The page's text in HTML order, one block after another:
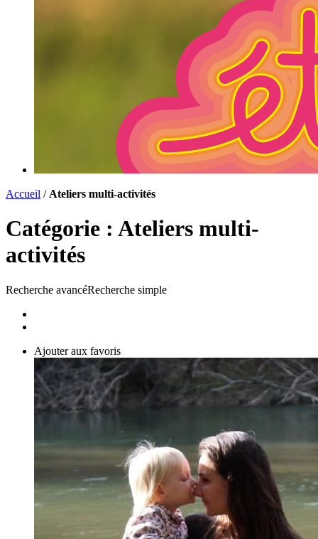
Accueil / Ateliers multi-activités
Catégorie : Ateliers multi-
activités
Recherche avancéRecherche simple
Ajouter aux favoris